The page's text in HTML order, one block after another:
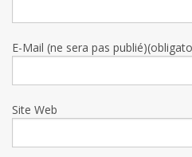
E-Mail (ne sera pas
Site Web